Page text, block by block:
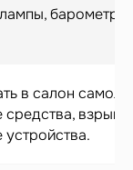
барометры
в салон
средства,